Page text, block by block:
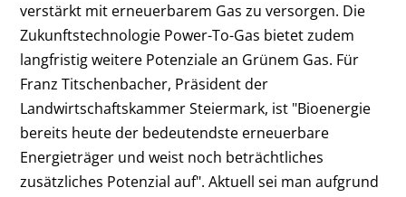
verstärkt mit erneuerbarem Gas zu versorgen. Die
Zukunftstechnologie Power-To-Gas bietet zudem
langfristig weitere Potenziale an Grünem Gas. Für
Franz Titschenbacher, Präsident der
Landwirtschaftskammer Steiermark, ist "Bioenergie
bereits heute der bedeutendste erneuerbare
Energieträger und weist noch beträchtliches
zusätzliches Potenzial auf". Aktuell sei man aufgrund